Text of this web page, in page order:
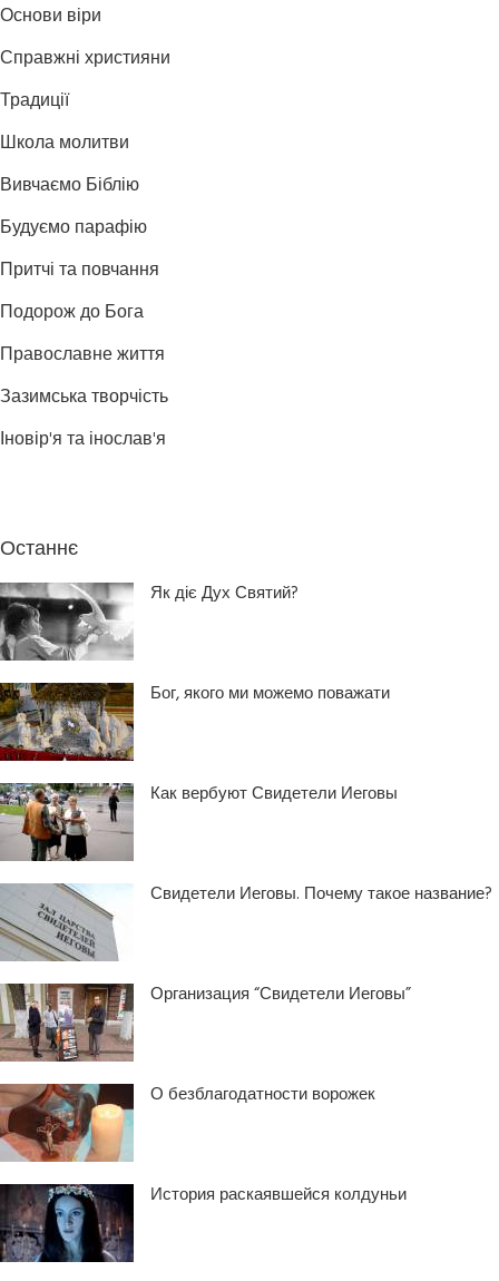
Основи віри
Справжні християни
Традиції
Школа молитви
Вивчаємо Біблію
Будуємо парафію
Притчі та повчання
Подорож до Бога
Православне життя
Зазимська творчість
Іновір'я та інослав'я
Останнє
Як діє Дух Святий?
Бог, якого ми можемо поважати
Как вербуют Свидетели Иеговы
Свидетели Иеговы. Почему такое название?
Организация “Свидетели Иеговы”
О безблагодатности ворожек
История раскаявшейся колдуньи